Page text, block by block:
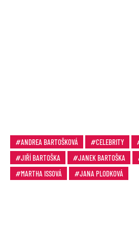
ANDREA BARTOŠKOVÁ CELEBRITY
JIŘÍ BARTOŠKA
JANEK BARTOŠKA
MARTHA ISSOVÁ
JANA PLODKOVÁ